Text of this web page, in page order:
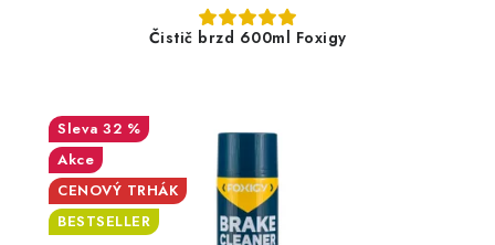
Čistič brzd 600ml Foxigy
32 %
Akce
CENOVÝ TRHÁK
BESTSELLER